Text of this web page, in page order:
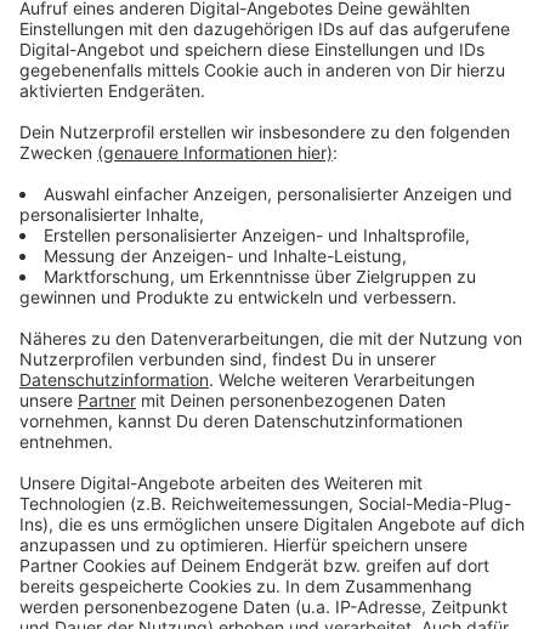
ab, die bald gemäht werden. Mithilfe von Drohnen
suchen sie dabei nach jungen Rehkitzen, damit die
nicht von Mähwerk getötet werden.
Anzeige
Weitere Meldungen aus Leverkusen
Anzeige
Leverkusen steckt in der Kita-Krise
Leverkusener Calevornia trennt Frei- und Hallenbad
Chefwechsel beim Leverkusener NaturGut Ophoven
Anzeige